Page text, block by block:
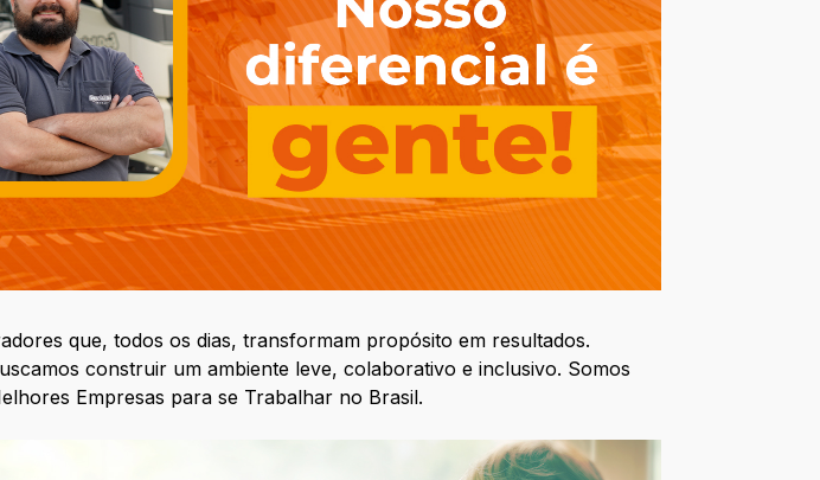
que, todos os dias, transformam propósito em resultados.
construir um ambiente leve, colaborativo e inclusivo. Somos
Empresas para se Trabalhar no Brasil.